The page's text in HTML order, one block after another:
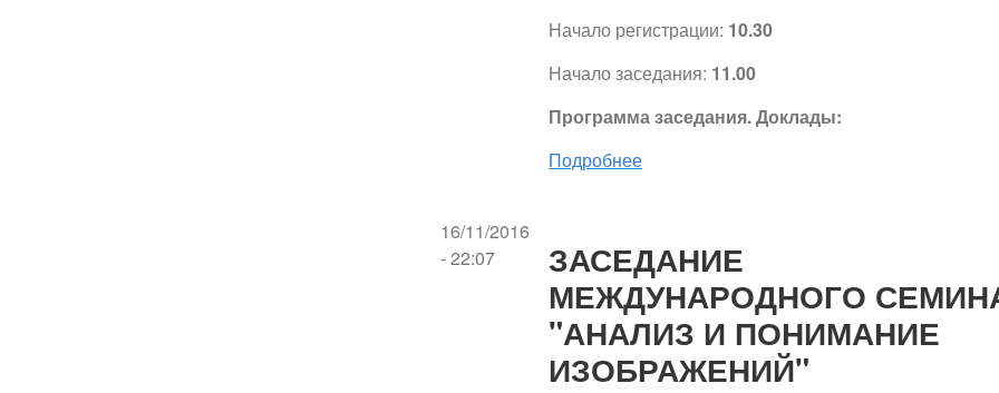
Начало регистрации: 10.30
Начало заседания: 11.00
Программа заседания. Доклады:
Подробнее
16/11/2016
- 22:07
ЗАСЕДАНИЕ
МЕЖДУНАРОДНОГО
"АНАЛИЗ И ПОНИМАНИЕ
ИЗОБРАЖЕНИЙ"